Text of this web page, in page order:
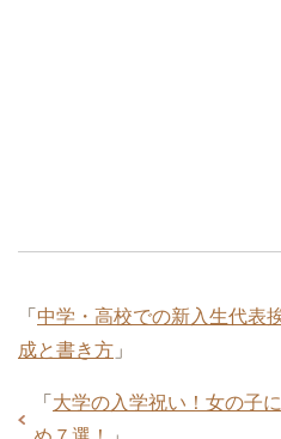
「 中学・高校での新入生代表
成と書き方 」
「 大学の入学祝い！女の子